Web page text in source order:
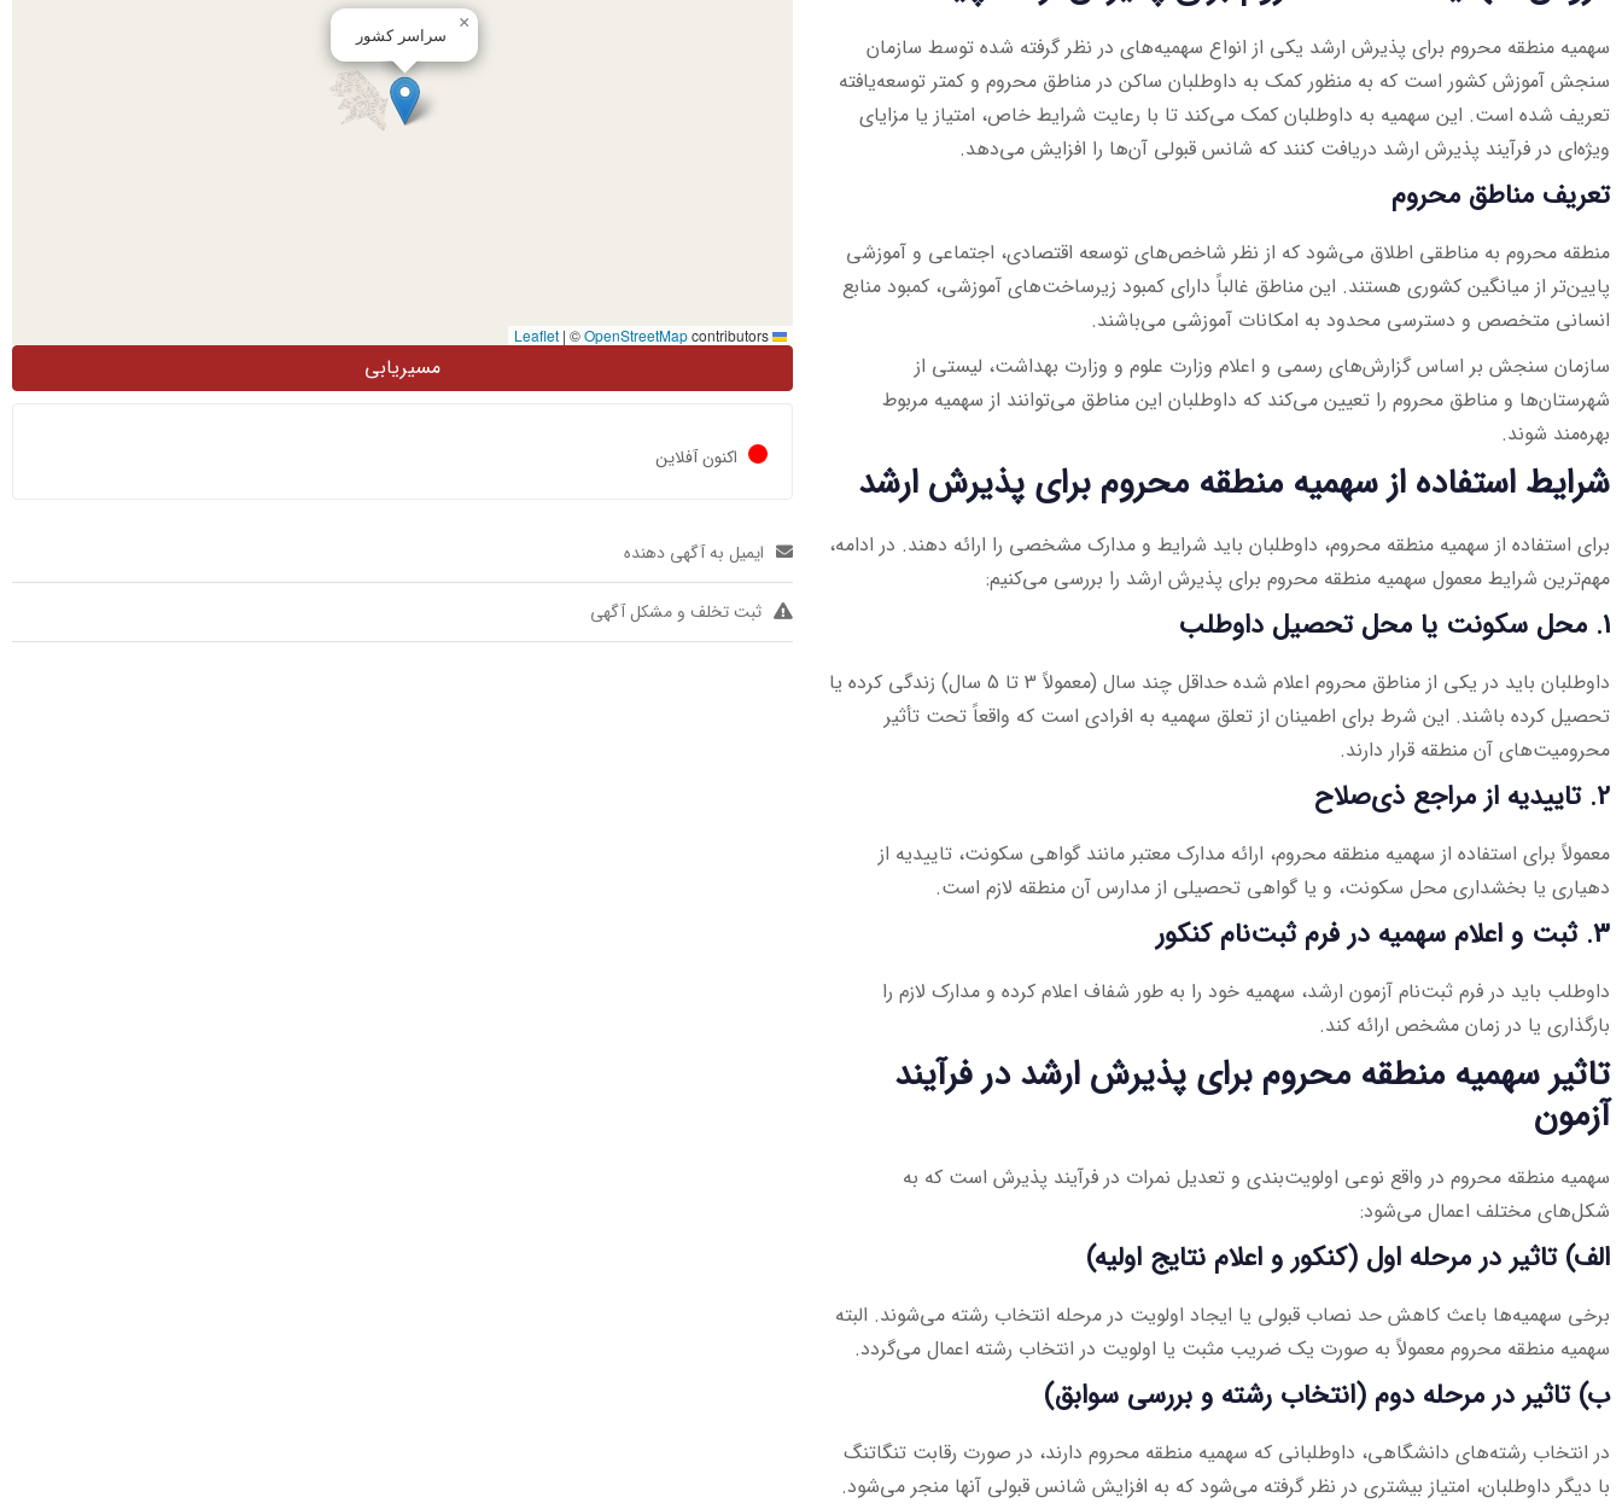
سهمیه منطقه محروم برای پذیرش ارشد یکی از انواع سهمیه‌های در نظر گرفته شده توسط سازمان
سنجش آموزش کشور است که به منظور کمک به داوطلبان ساکن در مناطق محروم و کمتر توسعه‌یافته
تعریف شده است. این سهمیه به داوطلبان کمک می‌کند تا با رعایت شرایط خاص، امتیاز یا مزایای
ویژه‌ای در فرآیند پذیرش ارشد دریافت کنند که شانس قبولی آن‌ها را افزایش می‌دهد.
تعریف مناطق محروم
منطقه محروم به مناطقی اطلاق می‌شود که از نظر شاخص‌های توسعه اقتصادی، اجتماعی و آموزشی
پایین‌تر از میانگین کشوری هستند. این مناطق غالباً دارای کمبود زیرساخت‌های آموزشی، کمبود منابع
انسانی متخصص و دسترسی محدود به امکانات آموزشی می‌باشند.
سازمان سنجش بر اساس گزارش‌های رسمی و اعلام وزارت علوم و وزارت بهداشت، لیستی از
شهرستان‌ها و مناطق محروم را تعیین می‌کند که داوطلبان این مناطق می‌توانند از سهمیه مربوط
بهره‌مند شوند.
شرایط استفاده از سهمیه منطقه محروم برای پذیرش ارشد
برای استفاده از سهمیه منطقه محروم، داوطلبان باید شرایط و مدارک مشخصی را ارائه دهند. در ادامه،
مهم‌ترین شرایط معمول سهمیه منطقه محروم برای پذیرش ارشد را بررسی می‌کنیم:
1. محل سکونت یا محل تحصیل داوطلب
داوطلبان باید در یکی از مناطق محروم اعلام شده حداقل چند سال (معمولاً 3 تا 5 سال) زندگی کرده یا
تحصیل کرده باشند. این شرط برای اطمینان از تعلق سهمیه به افرادی است که واقعاً تحت تأثیر
محرومیت‌های آن منطقه قرار دارند.
2. تاییدیه از مراجع ذی‌صلاح
معمولاً برای استفاده از سهمیه منطقه محروم، ارائه مدارک معتبر مانند گواهی سکونت، تاییدیه از
دهیاری یا بخشداری محل سکونت، و یا گواهی تحصیلی از مدارس آن منطقه لازم است.
3. ثبت و اعلام سهمیه در فرم ثبت‌نام کنکور
داوطلب باید در فرم ثبت‌نام آزمون ارشد، سهمیه خود را به طور شفاف اعلام کرده و مدارک لازم را
بارگذاری یا در زمان مشخص ارائه کند.
تاثیر سهمیه منطقه محروم برای پذیرش ارشد در فرآیند
آزمون
سهمیه منطقه محروم در واقع نوعی اولویت‌بندی و تعدیل نمرات در فرآیند پذیرش است که به
شکل‌های مختلف اعمال می‌شود:
الف) تاثیر در مرحله اول (کنکور و اعلام نتایج اولیه)
برخی سهمیه‌ها باعث کاهش حد نصاب قبولی یا ایجاد اولویت در مرحله انتخاب رشته می‌شوند. البته
سهمیه منطقه محروم معمولاً به صورت یک ضریب مثبت یا اولویت در انتخاب رشته اعمال می‌گردد.
ب) تاثیر در مرحله دوم (انتخاب رشته و بررسی سوابق)
در انتخاب رشته‌های دانشگاهی، داوطلبانی که سهمیه منطقه محروم دارند، در صورت رقابت تنگاتنگ
با دیگر داوطلبان، امتیاز بیشتری در نظر گرفته می‌شود که به افزایش شانس قبولی آنها منجر می‌شود.
سراسر کشور
×
| ©OpenStreetMapcontributors
مسیریابی
اکنون آفلاین
ایمیل به آگهی دهنده
ثبت تخلف و مشکل آگهی